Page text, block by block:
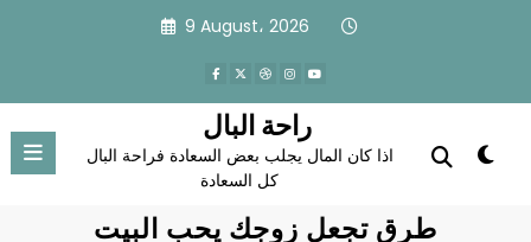
9 August، 2026
راحة البال
اذا كان المال يجلب بعض السعادة فراحة البال
كل السعادة